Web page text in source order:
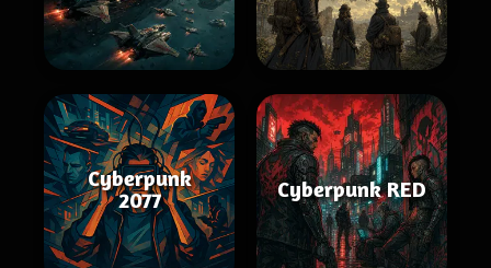
Cyberpunk
2077
Cyberpunk RED